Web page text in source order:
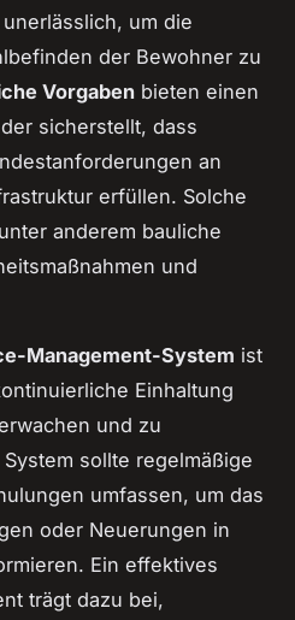
um die
der Bewohner zu
Vorgaben bieten einen
sicherstellt, dass
an
erfüllen. Solche
anderem bauliche
und
Management-System ist
Einhaltung
und zu
sollte regelmäßige
umfassen, um das
oder Neuerungen in
Ein effektives
trägt dazu bei,